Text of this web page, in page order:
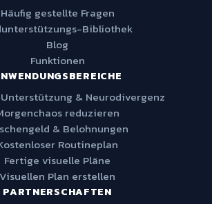
Häufig gestellte Fragen
Bibliothek
Blog
Funktionen
& Neurodivergenz
reduzieren
& Belohnungen
Routineplan
Fertige visuelle Pläne
Visuellen Plan erstellen
PARTNERSCHAFTEN